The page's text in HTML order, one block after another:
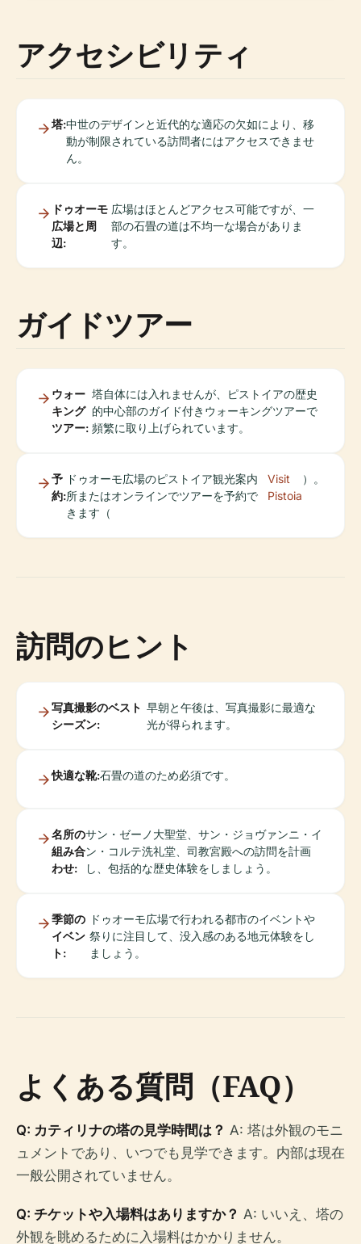
アクセシビリティ
塔:中世のデザインと近代的な適応の欠如により、移
動が制限されている訪問者にはアクセスできませ
ん。
ドゥオーモ
広場と周
辺:
広場はほとんどアクセス可能ですが、一
部の石畳の道は不均一な場合がありま
す。
ガイドツアー
ウォー
キング
ツアー:
塔自体には入れませんが、ピストイアの歴史
的中心部のガイド付きウォーキングツアーで
頻繁に取り上げられています。
予
約:
ドゥオーモ広場のピストイア観光案内
所またはオンラインでツアーを予約で
きます（
Visit
Pistoia
）。
訪問のヒント
写真撮影のベスト
シーズン:
早朝と午後は、写真撮影に最適な
光が得られます。
快適な靴:石畳の道のため必須です。
名所の
組み合
わせ:
サン・ゼーノ大聖堂、サン・ジョヴァンニ・イ
ン・コルテ洗礼堂、司教宮殿への訪問を計画
し、包括的な歴史体験をしましょう。
季節の
イベン
ト:
ドゥオーモ広場で行われる都市のイベントや
祭りに注目して、没入感のある地元体験をし
ましょう。
よくある質問（FAQ）
Q: カティリナの塔の見学時間は？ A: 塔は外観のモニ
ュメントであり、いつでも見学できます。内部は現在
一般公開されていません。
Q: チケットや入場料はありますか？ A: いいえ、塔の
外観を眺めるために入場料はかかりません。